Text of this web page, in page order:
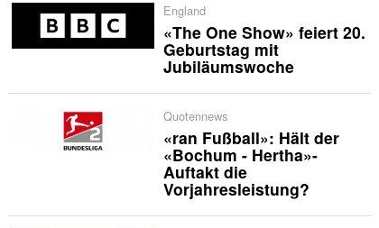
England
«The One Show» feiert 20.
Geburtstag mit
Jubiläumswoche
Quotennews
«ran Fußball»: Hält der
«Bochum - Hertha»-
Auftakt die
Vorjahresleistung?